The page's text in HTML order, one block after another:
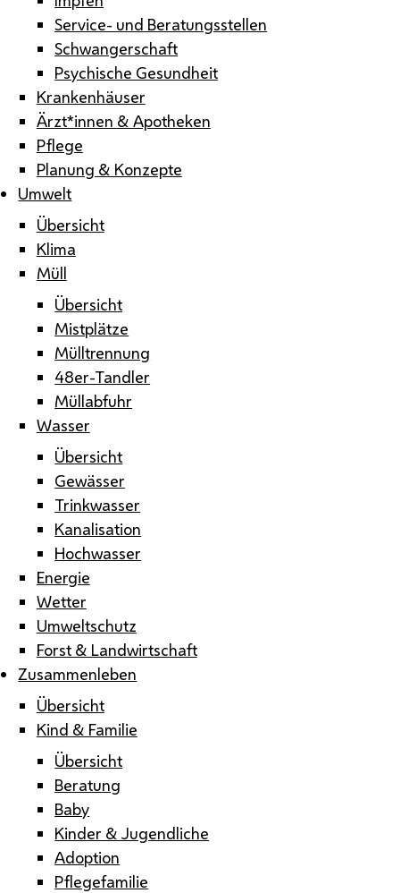
Service- und Beratungsstellen
Schwangerschaft
Psychische Gesundheit
Krankenhäuser
Ärzt*innen & Apotheken
Pflege
Planung & Konzepte
Umwelt
Übersicht
Klima
Müll
Übersicht
Mistplätze
Mülltrennung
48er-Tandler
Müllabfuhr
Wasser
Übersicht
Gewässer
Trinkwasser
Kanalisation
Hochwasser
Energie
Wetter
Umweltschutz
Forst & Landwirtschaft
Zusammenleben
Übersicht
Kind & Familie
Übersicht
Beratung
Baby
Kinder & Jugendliche
Adoption
Pflegefamilie